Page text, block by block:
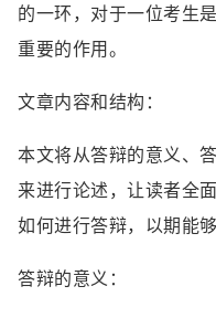
的一环，对于一位考生
重要的作用。
文章内容和结构：
本文将从答辩的意义、
来进行论述，让读者全
如何进行答辩，以期能
答辩的意义：